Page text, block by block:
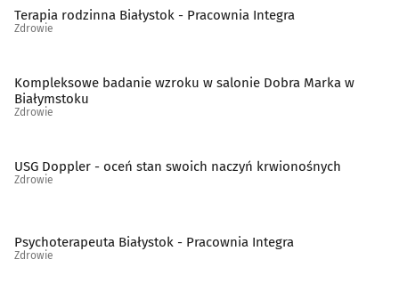
Terapia rodzinna Białystok - Pracownia Integra
Zdrowie
Kompleksowe badanie wzroku w salonie Dobra Marka w
Białymstoku
Zdrowie
USG Doppler - oceń stan swoich naczyń krwionośnych
Zdrowie
Psychoterapeuta Białystok - Pracownia Integra
Zdrowie